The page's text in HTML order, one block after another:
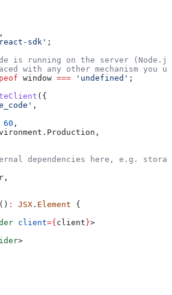
,
react-sdk' ;
is running on the server
with any other mechanism you
window === 'undefined' ;
({
,
60 ,
. Production ,
dependencies here, e.g.
,
() : JSX . Element {
client={client}>
>